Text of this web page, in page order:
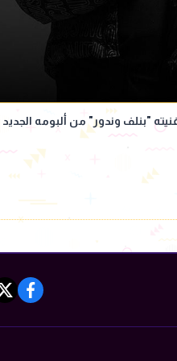
"بنلف وندور" من ألبومه